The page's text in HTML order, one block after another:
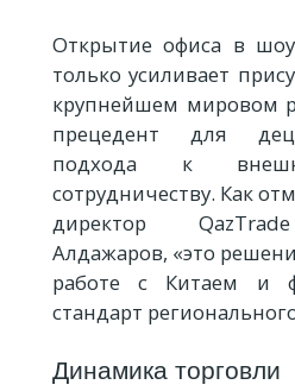
Открытие офиса в
только усиливает
крупнейшем мировом
прецедент для
подхода к
сотрудничеству. Как
директор
Алдажаров, «это
работе с Китаем и
стандарт
Динамика торговли